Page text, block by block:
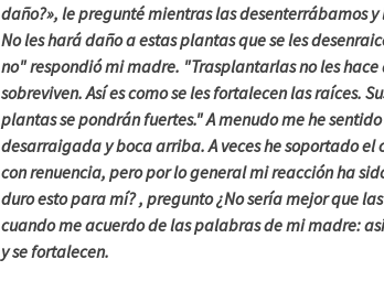
daño?», le pregunté mientras las desenterrábamos
No les hará daño a estas plantas que se les
no" respondió mi madre. "Trasplantarlas no les hace
sobreviven. Así es como se les fortalecen las raíces.
plantas se pondrán fuertes." A menudo me he
desarraigada y boca arriba. A veces he soportado el
con renuencia, pero por lo general mi reacción ha
duro esto para mí? , pregunto ¿No sería mejor que
cuando me acuerdo de las palabras de mi madre:
y se fortalecen.